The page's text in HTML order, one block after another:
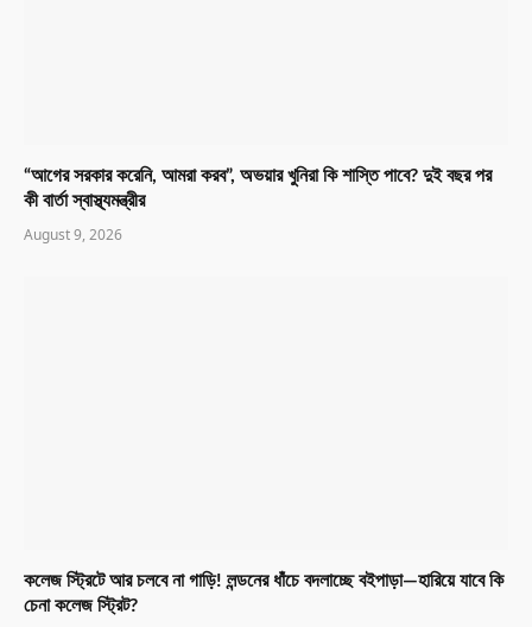
“আগের সরকার করেনি, আমরা করব”, অভয়ার খুনিরা কি শাস্তি পাবে? দুই বছর পর
কী বার্তা স্বাস্থ্যমন্ত্রীর
August 9, 2026
কলেজ স্ট্রিটে আর চলবে না গাড়ি! লন্ডনের ধাঁচে বদলাচ্ছে বইপাড়া—হারিয়ে যাবে কি
চেনা কলেজ স্ট্রিট?